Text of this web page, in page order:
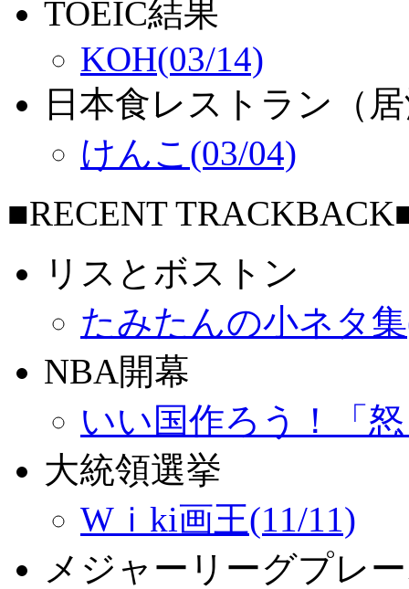
TOEIC結果
KOH(03/14)
日本食レストラン（
けんこ(03/04)
■RECENT
リスとボストン
たみたんの小ネタ
NBA開幕
いい国作ろう！「
大統領選挙
Wｉki画王(11/11)
メジャーリーグプレ